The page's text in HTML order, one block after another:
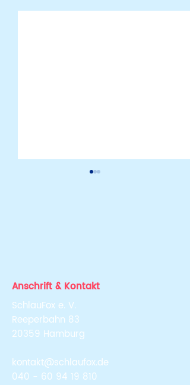
Anschrift & Kontakt
SchlauFox e. V.
Reeperbahn 83
20359 Hamburg
kontakt@schlaufox.de
040 - 60 94 19 810